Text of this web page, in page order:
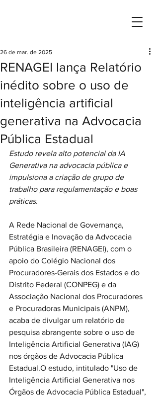
e Inovação da
RENAGEI lança Relatório
inédito sobre o uso de
inteligência artificial
generativa na Advocacia
Pública Estadual
26 de mar. de 2025
Estudo revela alto potencial da IA
Generativa na advocacia pública e
impulsiona a criação de grupo de
trabalho para regulamentação e boas
práticas.
A Rede Nacional de Governança,
Estratégia e Inovação da Advocacia
Pública Brasileira (RENAGEI), com o
apoio do Colégio Nacional dos
Procuradores-Gerais dos Estados e do
Distrito Federal (CONPEG) e da
Associação Nacional dos Procuradores
e Procuradoras Municipais (ANPM),
acaba de divulgar um relatório de
pesquisa abrangente sobre o uso de
Inteligência Artificial Generativa (IAG)
nos órgãos de Advocacia Pública
Estadual.O estudo, intitulado "Uso de
Inteligência Artificial Generativa nos
Órgãos de Advocacia Pública Estadual",